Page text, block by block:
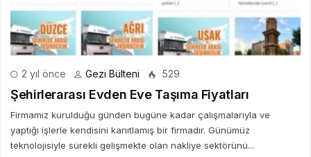
2 yıl önce Gezi Bülteni 529
Şehirlerarası Evden Eve Taşıma Fiyatları
Firmamız kurulduğu günden bugüne kadar çalışmalarıyla ve
yaptığı işlerle kendisini kanıtlamış bir firmadır. Günümüz
teknolojisiyle sürekli gelişmekte olan nakliye sektörünü...